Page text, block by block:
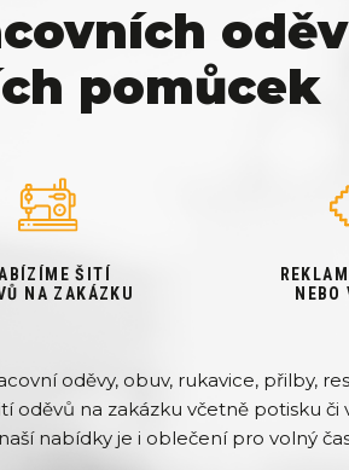
pomůcek
ŠITÍ
NA ZAKÁZKU
NEBO
oděvy, obuv, rukavice, přilby,
na zakázku včetně potisku či
nabídky je i oblečení pro volný